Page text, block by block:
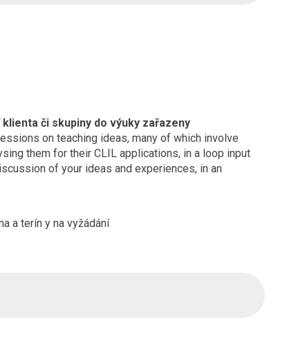
či skupiny do výuky zařazeny
on teaching ideas, many of which involve
them for their CLIL applications, in a loop input
of your ideas and experiences, in an
a terín y na vyžádání